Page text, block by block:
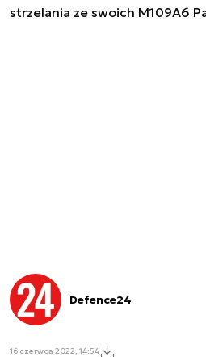
strzelania ze swoich M109A6
Defence24
16 czerwca 2022, 14:54